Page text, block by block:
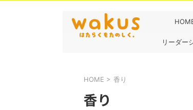
リーダー
HOME > 香り
香り